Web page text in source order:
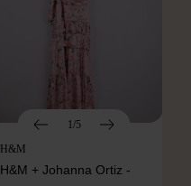
1/5
H&M
H&M + Johanna Ortiz -